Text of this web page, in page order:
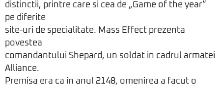
distinctii, printre care si cea de „Game of the year”
pe diferite
site-uri de specialitate. Mass Effect prezenta
povestea
comandantului Shepard, un soldat in cadrul armatei
Alliance.
Premisa era ca in anul 2148, omenirea a facut o